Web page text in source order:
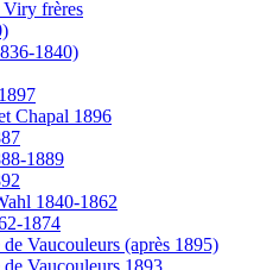
frères
1840)
Chapal 1896
1889
1840-1862
1874
Vaucouleurs (après 1895)